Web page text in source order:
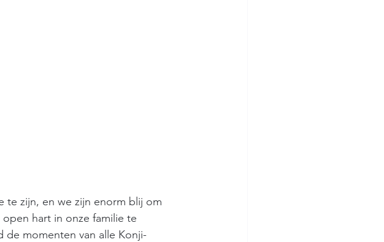
te zijn, en we zijn enorm blij om
hart in onze familie te
de momenten van alle Konji-